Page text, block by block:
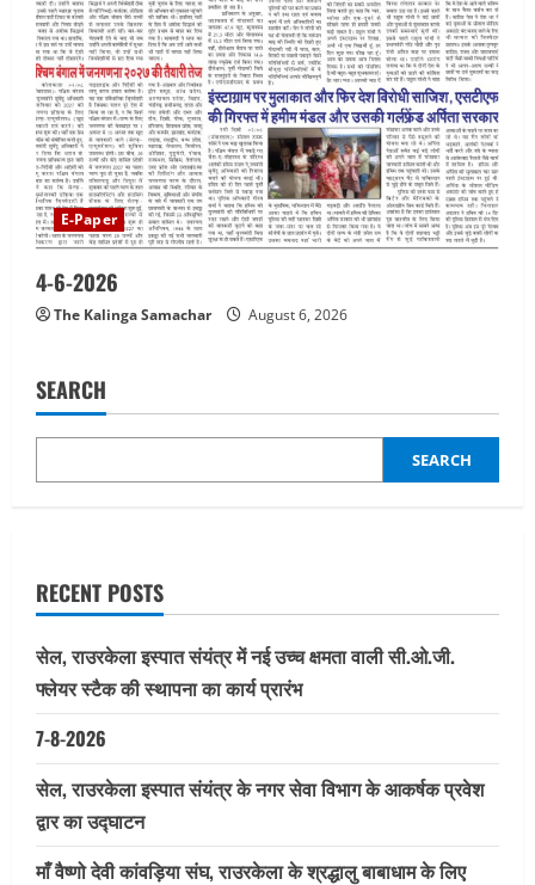
E-Paper
4-6-2026
The Kalinga Samachar August 6, 2026
SEARCH
SEARCH
RECENT POSTS
सेल, राउरकेला इस्पात संयंत्र में नई उच्च क्षमता वाली सी.ओ.जी.
फ्लेयर स्टैक की स्थापना का कार्य प्रारंभ
7-8-2026
सेल, राउरकेला इस्पात संयंत्र के नगर सेवा विभाग के आकर्षक प्रवेश
द्वार का उद्घाटन
माँ वैष्णो देवी कांवड़िया संघ, राउरकेला के श्रद्धालु बाबाधाम के लिए